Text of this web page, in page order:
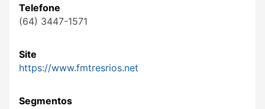
Telefone
(64) 3447-1571
Site
https://www.fmtresrios.net
Segmentos